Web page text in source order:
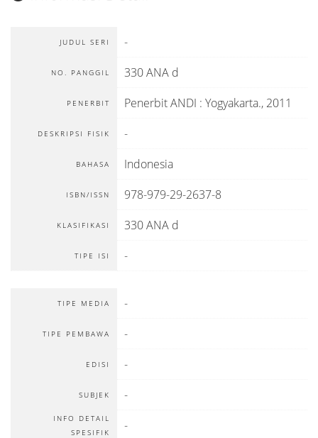
JUDUL SERI -
NO. PANGGIL 330 ANA d
PENERBIT Penerbit ANDI : Yogyakarta., 2011
DESKRIPSI FISIK -
BAHASA Indonesia
ISBN/ISSN 978-979-29-2637-8
KLASIFIKASI 330 ANA d
TIPE ISI -
TIPE MEDIA -
TIPE PEMBAWA -
EDISI -
SUBJEK -
INFO DETAIL
SPESIFIK
-